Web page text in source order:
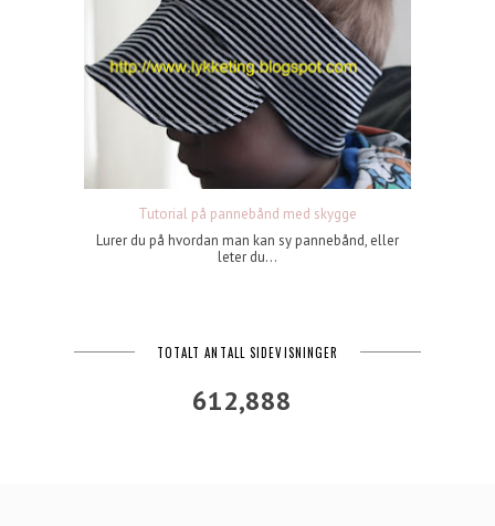
Tutorial på pannebånd med skygge
Lurer du på hvordan man kan sy pannebånd, eller
leter du...
TOTALT ANTALL SIDEVISNINGER
612,888